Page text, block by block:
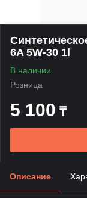
6A 5W-30 1l
В наличии
Розница
5 100 ₸
Описание